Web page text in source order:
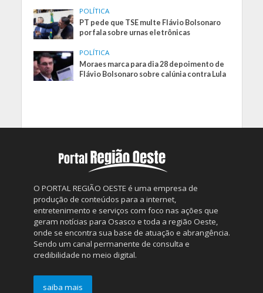
POLÍTICA
PT pede que TSE multe Flávio Bolsonaro
por fala sobre urnas eletrônicas
POLÍTICA
Moraes marca para dia 28 depoimento de
Flávio Bolsonaro sobre calúnia contra Lula
O PORTAL REGIÃO OESTE é uma empresa de
produção de conteúdos para a internet,
entretenimento e serviços com foco nas ações que
geram notícias para Osasco e toda a região Oeste,
onde se encontra sua base de atuação e abrangência.
Sendo um canal permanente de consulta e
credibilidade no meio digital.
saiba mais